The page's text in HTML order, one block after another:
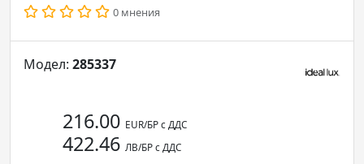
0 мнения
Модел: 285337
216.00 EUR/БР с ДДС
422.46 ЛВ/БР с ДДС